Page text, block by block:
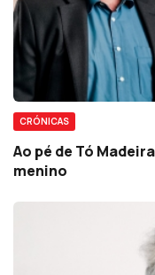
CRÓNICAS
Ao pé de Tó
menino